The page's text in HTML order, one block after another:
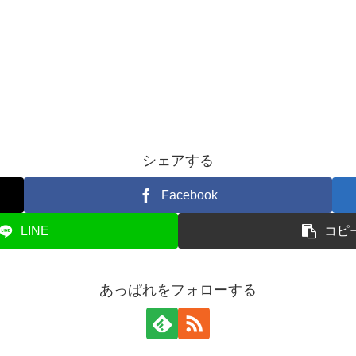
シェアする
Facebook
LINE コピ
あっぱれをフォローする